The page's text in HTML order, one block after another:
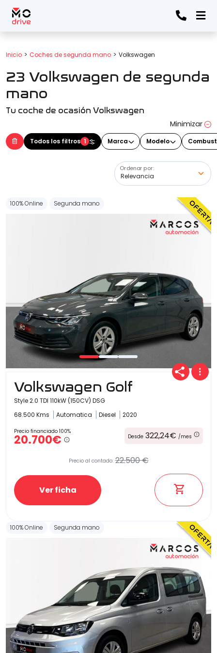
Inicio Coches de segunda mano Volkswagen
23 Volkswagen de segunda
mano
Tu coche de ocasión Volkswagen
Minimizar
Todos los filtros 1 Marca Modelo
Ordenar por:
Todos los filtros
Marca
(Elige una o varias marcas)
(Elige uno o varios modelos)
Año
Combustible
(Elige una o varias opciones)
Etiqueta medioambiental
Potencia
Transmisión
100% Online Segunda mano
Volkswagen Golf
Style 2.0 TDI 110kW (150CV) DSG
68.500 Kms
Automatica Diesel 2020
Precio financiado 100%
20.700€ Desde 322,24€ /mes
Precio al contado: 22.500 €
Ver ficha
100% Online Segunda mano